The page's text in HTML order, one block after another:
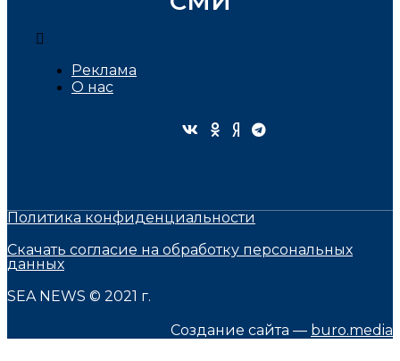
Реклама
О нас
Политика конфиденциальности
Скачать согласие на обработку персональных
данных
SEA NEWS © 2021 г.
Создание сайта — buro.media